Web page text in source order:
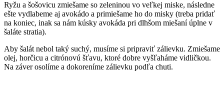
Ryžu a šošovicu zmiešame so zeleninou vo veľkej miske, následne
ešte vydlabeme aj avokádo a primiešame ho do misky (treba pridať
na koniec, inak sa nám kúsky avokáda pri dlhšom miešaní úplne v
šaláte stratia).
Aby šalát nebol taký suchý, musíme si pripraviť zálievku. Zmiešame
olej, horčicu a citrónovú šťavu, ktoré dobre vyšľaháme vidličkou.
Na záver osolíme a dokoreníme zálievku podľa chuti.